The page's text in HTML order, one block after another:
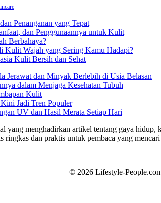
Penanganan yang Tepat
dan Penggunaannya untuk Kulit
Berbahaya?
Kulit Wajah yang Sering Kamu Hadapi?
Kulit Bersih dan Sehat
Jerawat dan Minyak Berlebih di Usia Belasan
dalam Menjaga Kesehatan Tubuh
Kulit
Jadi Tren Populer
UV dan Hasil Merata Setiap Hari
yang menghadirkan artikel tentang gaya
ringkas dan praktis untuk pembaca yang
© 2026 Lifestyle-